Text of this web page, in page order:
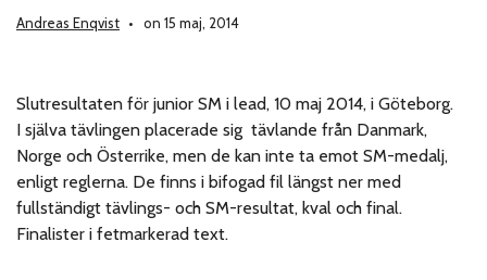
Andreas Enqvist on 15 maj, 2014
Slutresultaten för junior SM i lead, 10 maj 2014, i Göteborg.
I själva tävlingen placerade sig tävlande från Danmark,
Norge och Österrike, men de kan inte ta emot SM-medalj,
enligt reglerna. De finns i bifogad fil längst ner med
fullständigt tävlings- och SM-resultat, kval och final.
Finalister i fetmarkerad text.